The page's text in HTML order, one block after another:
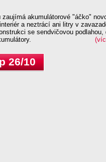
akumulátorové "áčko"
a neztrácí ani litry v
se sendvičovou podlahou,
26/10